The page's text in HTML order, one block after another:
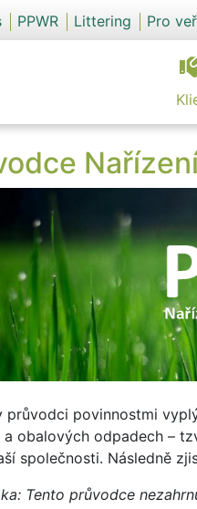
PPWR Littering Pro
průvodci povinnostmi
obalových odpadech –
společnosti. Následně
Tento průvodce